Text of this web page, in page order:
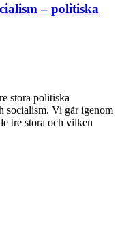
– politiska
stora politiska
socialism. Vi går igenom
tre stora och vilken